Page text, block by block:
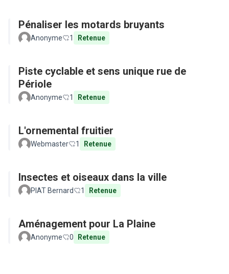
Pénaliser les motards bruyants
Anonyme 1 Retenue
Piste cyclable et sens unique rue de
Périole
Anonyme 1 Retenue
L'ornemental fruitier
Webmaster 1 Retenue
Insectes et oiseaux dans la ville
PIAT Bernard 1 Retenue
Aménagement pour La Plaine
Anonyme 0 Retenue